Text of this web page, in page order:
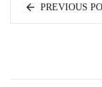
PREVIOUS